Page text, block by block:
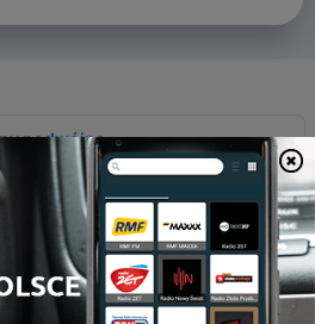
podwójne.
Kronika Polskiego Wina
o tym że żyjemy i jak było
nastąpiło to co jest dziś.